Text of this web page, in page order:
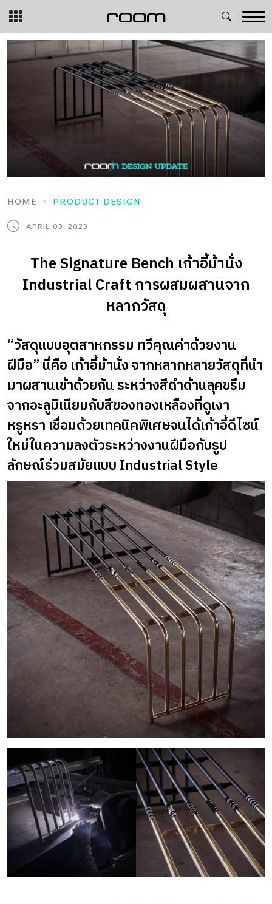
Skip
content
HOME PRODUCT DESIGN
APRIL 03, 2023
The Signature Bench เก้าอี้ม้านั่ง
Industrial Craft การผสมผสานจาก
หลากวัสดุ
“วัสดุแบบอุตสาหกรรม ทวีคุณค่าด้วยงาน
ฝีมือ” นี่คือ เก้าอี้ม้านั่ง จากหลากหลายวัสดุที่นำ
มาผสานเข้าด้วยกัน ระหว่างสีดำด้านลุคขรึม
จากอะลูมิเนียมกับสีของทองเหลืองที่ดูเงา
หรูหรา เชื่อมด้วยเทคนิคพิเศษจนได้เก้าอี้ดีไซน์
ใหม่ในความลงตัวระหว่างงานฝีมือกับรูป
ลักษณ์ร่วมสมัยแบบ Industrial Style